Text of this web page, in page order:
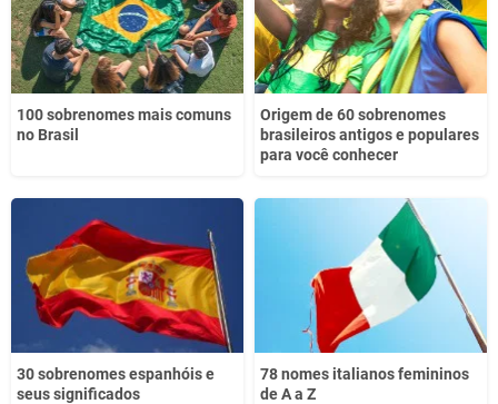
100 sobrenomes mais comuns
no Brasil
Origem de 60 sobrenomes
brasileiros antigos e populares
para você conhecer
30 sobrenomes espanhóis e
seus significados
78 nomes italianos femininos
de A a Z